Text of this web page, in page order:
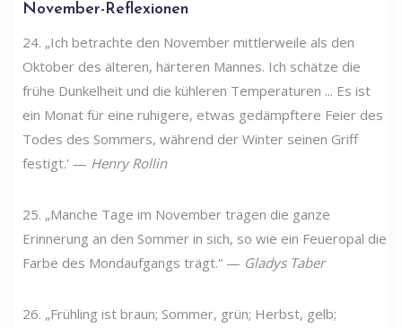
November-Reflexionen
24. „Ich betrachte den November mittlerweile als den
Oktober des älteren, härteren Mannes. Ich schätze die
frühe Dunkelheit und die kühleren Temperaturen ... Es ist
ein Monat für eine ruhigere, etwas gedämpftere Feier des
Todes des Sommers, während der Winter seinen Griff
festigt.' — Henry Rollin
25. „Manche Tage im November tragen die ganze
Erinnerung an den Sommer in sich, so wie ein Feueropal die
Farbe des Mondaufgangs trägt.“ — Gladys Taber
26. „Frühling ist braun; Sommer, grün; Herbst, gelb;